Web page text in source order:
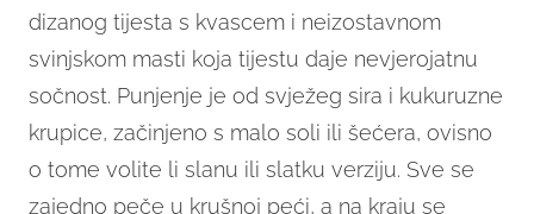
dizanog tijesta s kvascem i neizostavnom
svinjskom masti koja tijestu daje nevjerojatnu
sočnost. Punjenje je od svježeg sira i kukuruzne
krupice, začinjeno s malo soli ili šećera, ovisno
o tome volite li slanu ili slatku verziju. Sve se
zajedno peče u krušnoj peći, a na kraju se